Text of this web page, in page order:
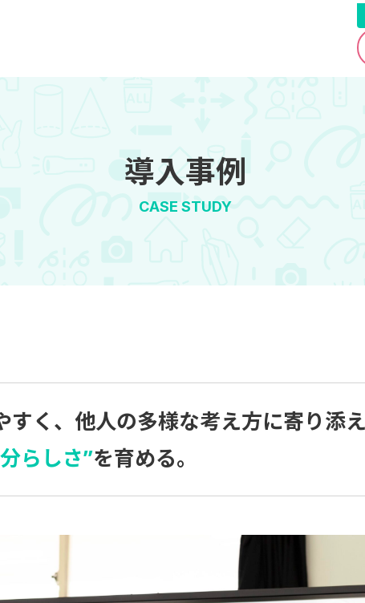
導入事例
CASE STUDY
すく、他人の多様な考え方に寄り添
らしさ”を育める。